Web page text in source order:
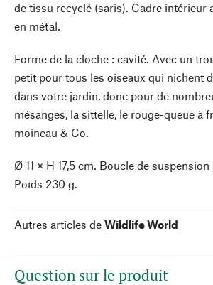
de tissu recyclé (saris). Cadre intérieur
en métal.
Forme de la cloche : cavité. Avec un
petit pour tous les oiseaux qui nichent
dans votre jardin, donc pour de
mésanges, la sittelle, le rouge-queue à
moineau & Co.
Ø 11 × H 17,5 cm. Boucle de suspension
Poids 230 g.
Autres articles de Wildlife World
Question sur le produit